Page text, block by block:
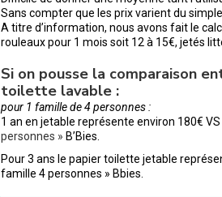
Sans compter que les prix varient du
A titre d’information, nous avons fait le
rouleaux pour 1 mois soit 12 à 15€, jetés
Si on pousse la comparaison
toilette lavable :
pour 1 famille de 4 personnes :
1 an en jetable représente environ 180€
personnes » B’Bies.
Pour 3 ans le papier toilette jetable
famille 4 personnes » Bbies.